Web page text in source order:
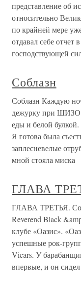
представление об
относительно
по крайней мере
отдавал себе отчет
господствующей
Соблазн
Соблазн Каждую
дежурку при ШИЗО
еды и белой
Я готова была
заплесневелые
мной стояла миска
ГЛАВА
ГЛАВА ТРЕТЬЯ.
Reverend Black
клубе «Оазис».
успешные рок-
Vicars. У
впервые, и он